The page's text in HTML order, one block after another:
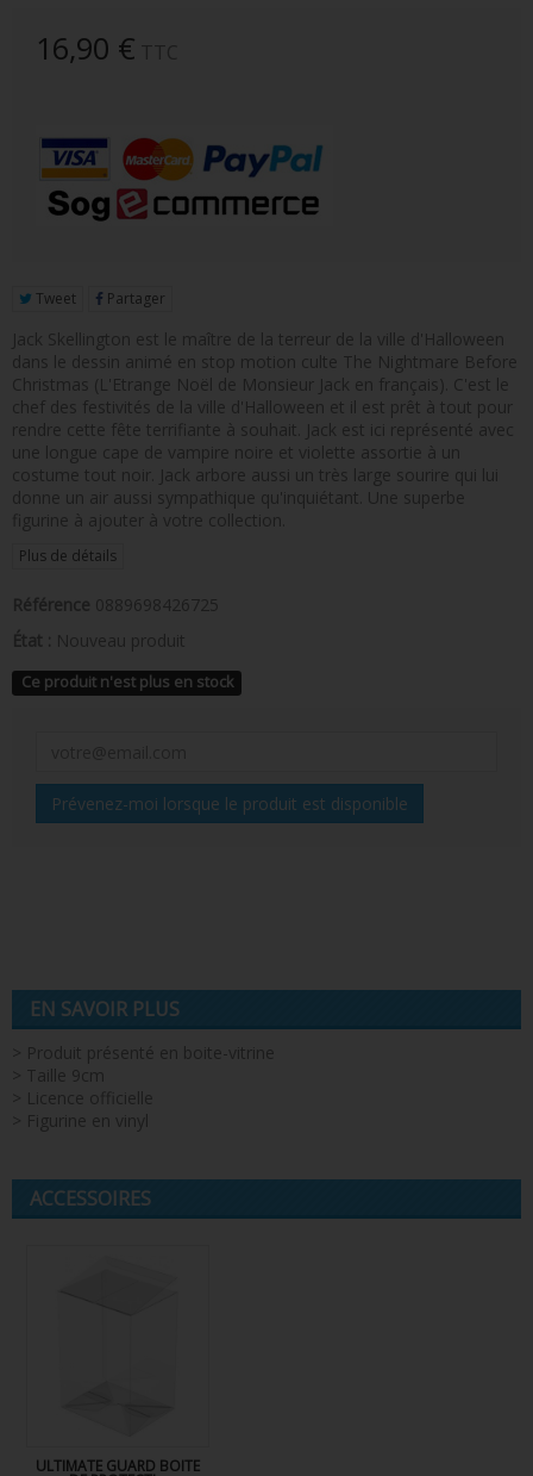
FIGURINE POP ROYALS FAMILY
FIGURINES POP AUTRES COMICS
POP PROTECTION
FUNKO VINYL SODA
FUNKO POP PIN
PELUCHE
LOUNGEFLY
16,90 €
Tweet Partager
Jack Skellington est le maître de la terreur de la ville d'Halloween
dans le dessin animé en stop motion culte The Nightmare Before
Christmas (L'Etrange Noël de Monsieur Jack en français). C'est le
chef des festivités de la ville d'Halloween et il est prêt à tout pour
rendre cette fête terrifiante à souhait. Jack est ici représenté avec
une longue cape de vampire noire et violette assortie à un
costume tout noir. Jack arbore aussi un très large sourire qui lui
donne un air aussi sympathique qu'inquiétant. Une superbe
figurine à ajouter à votre collection.
Plus de détails
Référence 0889698426725
État : Nouveau produit
Ce produit n'est plus en stock
Prévenez-moi lorsque le produit est disponible
EN SAVOIR PLUS
> Produit présenté en boite-vitrine
> Taille 9cm
> Licence officielle
> Figurine en vinyl
ACCESSOIRES
ULTIMATE GUARD BOITE